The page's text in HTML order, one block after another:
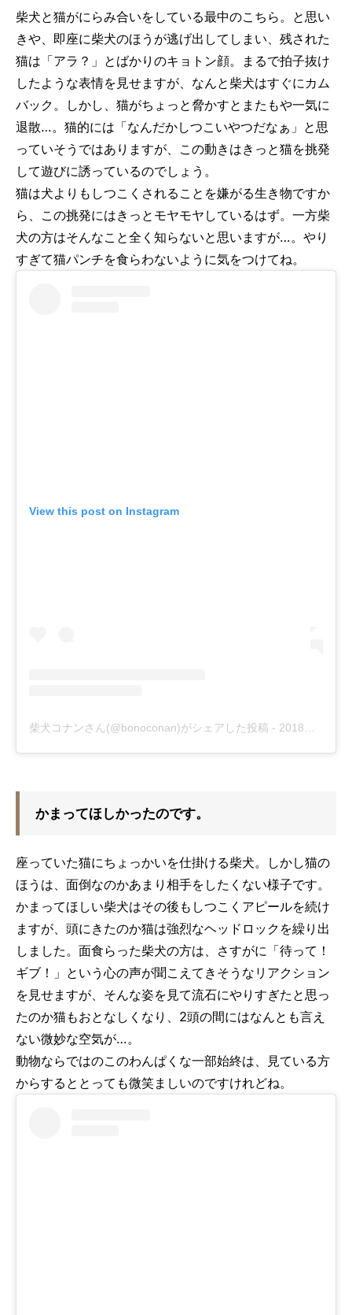
柴犬と猫がにらみ合いをしている最中のこちら。と思い
きや、即座に柴犬のほうが逃げ出してしまい、残された
猫は「アラ？」とばかりのキョトン顔。まるで拍子抜け
したような表情を見せますが、なんと柴犬はすぐにカム
バック。しかし、猫がちょっと脅かすとまたもや一気に
退散…。猫的には「なんだかしつこいやつだなぁ」と思
っていそうではありますが、この動きはきっと猫を挑発
して遊びに誘っているのでしょう。
猫は犬よりもしつこくされることを嫌がる生き物ですか
ら、この挑発にはきっとモヤモヤしているはず。一方柴
犬の方はそんなこと全く知らないと思いますが…。やり
すぎて猫パンチを食らわないように気をつけてね。
View this post on Instagram
柴犬コナンさん(@bonoconan)がシェアした投稿 - 2018年 8月月11日午後5時58分PDT
かまってほしかったのです。
座っていた猫にちょっかいを仕掛ける柴犬。しかし猫の
ほうは、面倒なのかあまり相手をしたくない様子です。
かまってほしい柴犬はその後もしつこくアピールを続け
ますが、頭にきたのか猫は強烈なヘッドロックを繰り出
しました。面食らった柴犬の方は、さすがに「待って！
ギブ！」という心の声が聞こえてきそうなリアクション
を見せますが、そんな姿を見て流石にやりすぎたと思っ
たのか猫もおとなしくなり、2頭の間にはなんとも言え
ない微妙な空気が…。
動物ならではのこのわんぱくな一部始終は、見ている方
からするととっても微笑ましいのですけれどね。